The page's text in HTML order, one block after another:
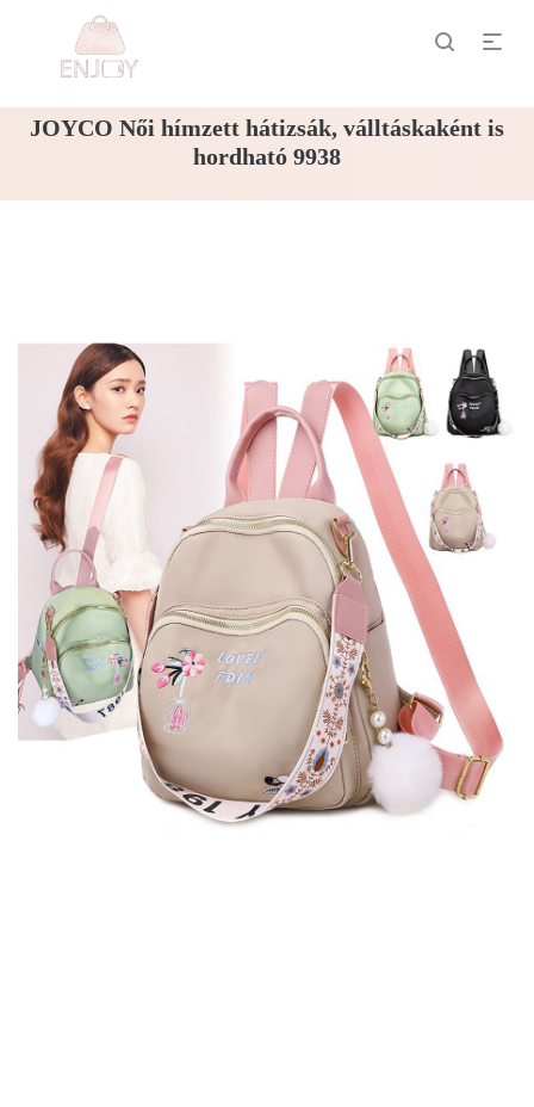
JOYCO Női hímzett hátizsák, válltáskaként is
hordható 9938